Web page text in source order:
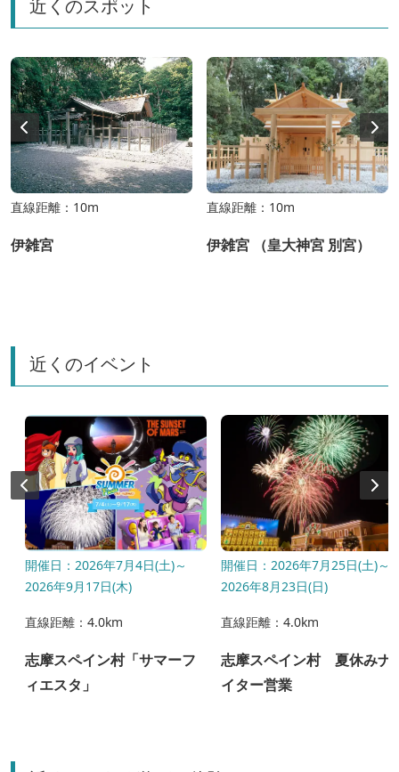
近くのスポット
直線距離：10m
伊雑宮
直線距離：10m
伊雑宮 （皇大神宮 別宮）
近くのイベント
開催日：2026年7月4日(土)～
2026年9月17日(木)
直線距離：4.0km
志摩スペイン村「サマーフ
ィエスタ」
開催日：2026年7月25日(土)～
2026年8月23日(日)
直線距離：4.0km
志摩スペイン村 夏休みナ
イター営業